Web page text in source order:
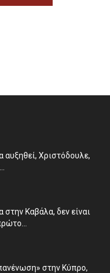
αυξηθεί, Χριστόδουλε,
στην Καβάλα, δεν είναι
στην Κύπρο,